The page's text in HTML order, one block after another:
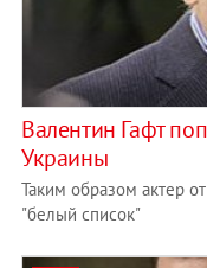
Валентин Гафт
Украины
Таким образом актер
"белый список"